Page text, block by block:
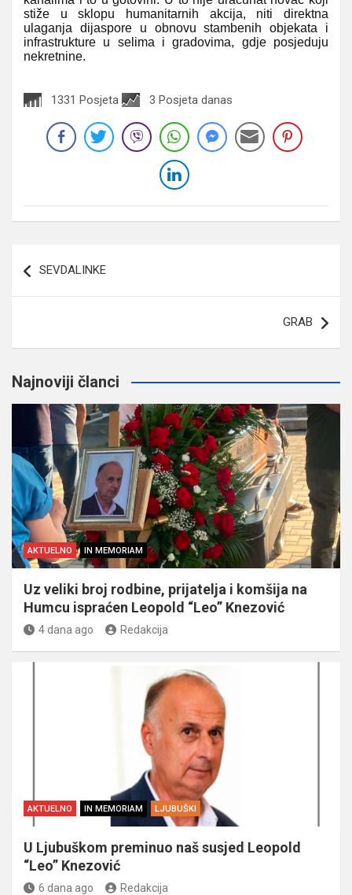
stiže u sklopu humanitarnih akcija, niti direktna
ulaganja dijaspore u obnovu stambenih objekata i
infrastrukture u selima i gradovima, gdje posjeduju
nekretnine.
1331 Posjeta 3 Posjeta danas
članaka
SEVDALINKE
GRAB
Najnoviji članci
AKTUELNO IN MEMORIAM
Uz veliki broj rodbine, prijatelja i komšija na
Humcu ispraćen Leopold “Leo” Knezović
4 dana ago Redakcija
AKTUELNO IN MEMORIAM LJUBUŠKI
U Ljubuškom preminuo naš susjed Leopold
“Leo” Knezović
6 dana ago Redakcija